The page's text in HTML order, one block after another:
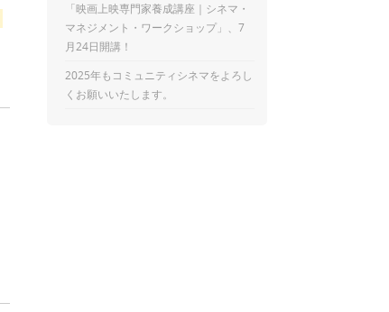
「映画上映専門家養成講座｜シネマ・
マネジメント・ワークショップ」、7
月24日開講！
2025年もコミュニティシネマをよろし
くお願いいたします。